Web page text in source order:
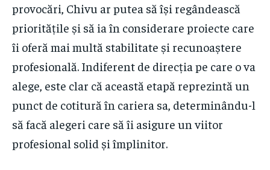
provocări, Chivu ar putea să își regândească
prioritățile și să ia în considerare proiecte care
îi oferă mai multă stabilitate și recunoaștere
profesională. Indiferent de direcția pe care o va
alege, este clar că această etapă reprezintă un
punct de cotitură în cariera sa, determinându-l
să facă alegeri care să îi asigure un viitor
profesional solid și împlinitor.